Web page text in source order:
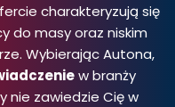
charakteryzują się
do masy oraz niskim
Wybierając Autona,
w branży
nie zawiedzie Cię w